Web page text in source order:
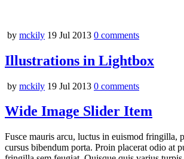
by mckily 19 Jul 2013 0 comments
Illustrations in Lightbox
by mckily 19 Jul 2013 0 comments
Wide Image Slider Item
Fusce mauris arcu, luctus in euismod fringilla,
cursus bibendum porta. Proin placerat odio at